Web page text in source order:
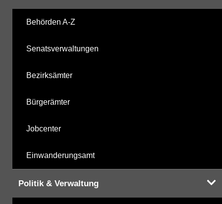
Behörden A-Z
Senatsverwaltungen
Bezirksämter
Bürgerämter
Jobcenter
Einwanderungsamt
Politik & Verwaltung